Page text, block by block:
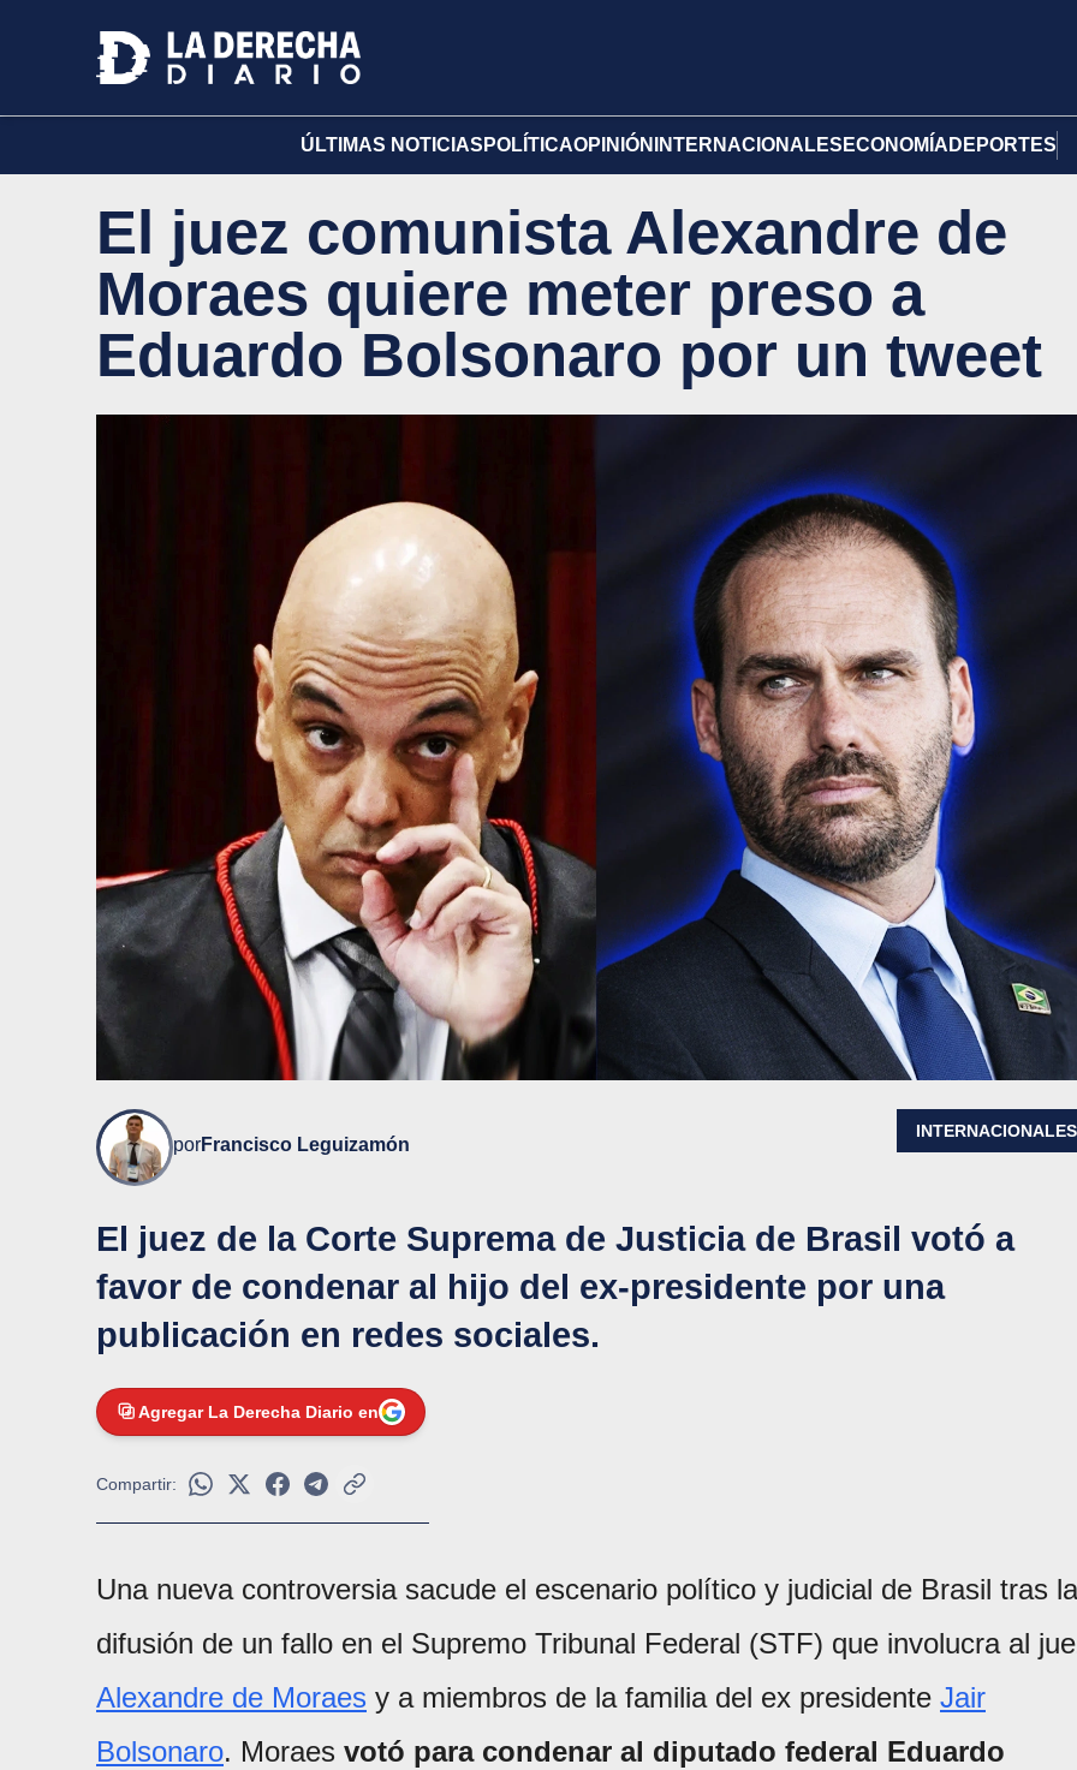
ÚLTIMAS NOTICIAS POLÍTICAOPINIÓN INTERNACIONALES ECONOMÍA DEPORTES
El juez comunista Alexandre de
Moraes quiere meter preso a
Eduardo Bolsonaro por un tweet
porFrancisco Leguizamón
INTERNACIONALES
El juez de la Corte Suprema de Justicia de Brasil votó a
favor de condenar al hijo del ex-presidente por una
publicación en redes sociales.
Agregar La Derecha Diario en
Compartir:
Una nueva controversia sacude el escenario político y judicial de Brasil tras la
difusión de un fallo en el Supremo Tribunal Federal (STF) que involucra al
Alexandre de Moraes y a miembros de la familia del ex presidente Jair
Bolsonaro. Moraes votó para condenar al diputado federal Eduardo